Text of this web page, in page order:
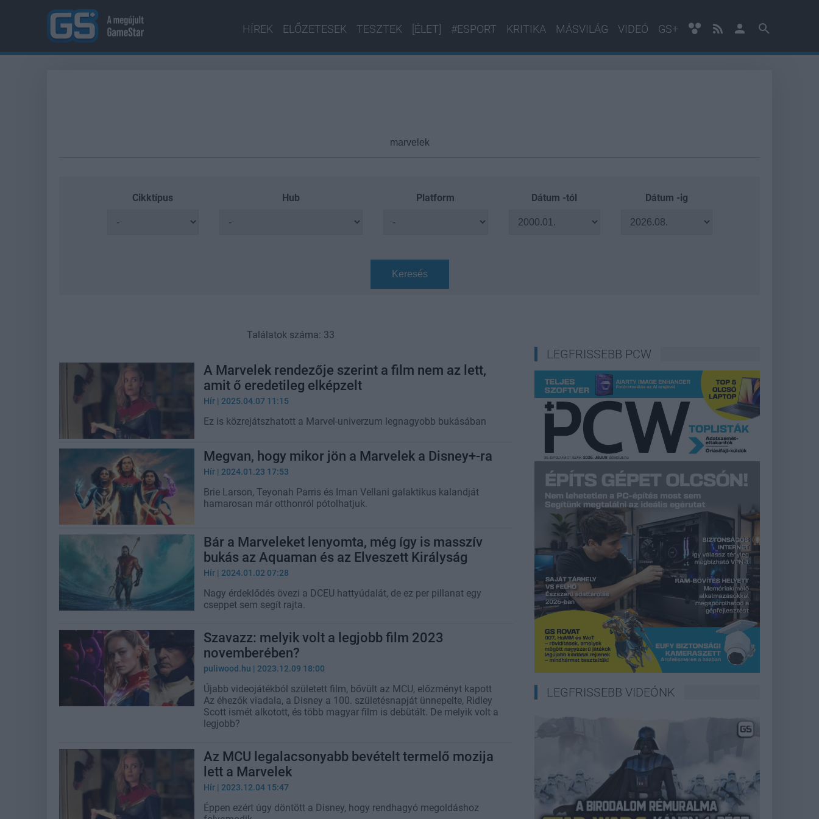
HÍREK ELŐZETESEK TESZTEK [ÉLET] #ESPORT KRITIKA MÁSVILÁG VIDEÓ GS+
Cikktípus Hub Platform Dátum -tól Dátum -ig
Keresés
Találatok száma: 33
A Marvelek rendezője szerint a film nem az lett,
amit ő eredetileg elképzelt
Hír | 2025.04.07 11:15
Ez is közrejátszhatott a Marvel-univerzum legnagyobb bukásában
Megvan, hogy mikor jön a Marvelek a Disney+-ra
Hír | 2024.01.23 17:53
Brie Larson, Teyonah Parris és Iman Vellani galaktikus kalandját
hamarosan már otthonról pótolhatjuk.
Bár a Marveleket lenyomta, még így is masszív
bukás az Aquaman és az Elveszett Királyság
Hír | 2024.01.02 07:28
Nagy érdeklődés övezi a DCEU hattyúdalát, de ez per pillanat egy
cseppet sem segít rajta.
Szavazz: melyik volt a legjobb film 2023
novemberében?
puliwood.hu | 2023.12.09 18:00
Újabb videojátékból született film, bővült az MCU, előzményt kapott
Az éhezők viadala, a Disney a 100. születésnapját ünnepelte, Ridley
Scott ismét alkotott, és több magyar film is debütált. De melyik volt a
legjobb?
Az MCU legalacsonyabb bevételt termelő mozija
lett a Marvelek
Hír | 2023.12.04 15:47
Éppen ezért úgy döntött a Disney, hogy rendhagyó megoldáshoz
LEGFRISSEBB PCW
LEGFRISSEBB VIDEÓNK